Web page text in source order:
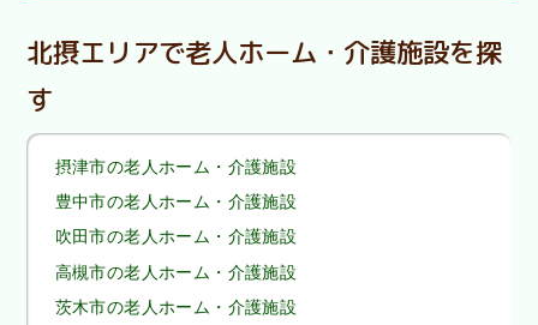
北摂エリアで老人ホーム・介護施設を探
す
摂津市の老人ホーム・介護施設
豊中市の老人ホーム・介護施設
吹田市の老人ホーム・介護施設
高槻市の老人ホーム・介護施設
茨木市の老人ホーム・介護施設